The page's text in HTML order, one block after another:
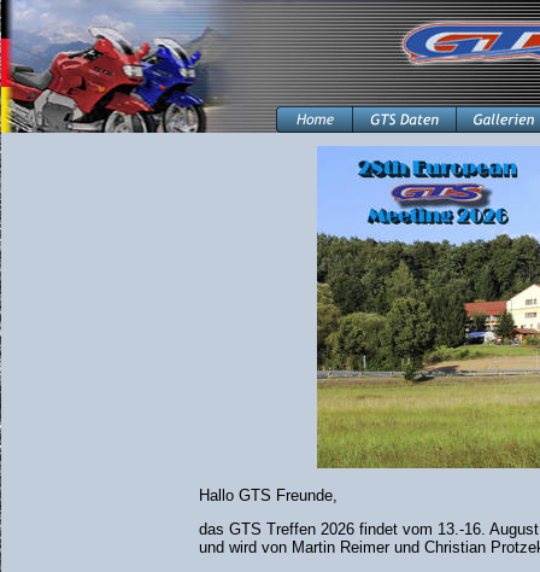
Die Location für das Treffen und die Übernachtung ist das
Tel.: +49 7835 7840
Email:
Aktuelles
Hallo GTS Freunde,
das GTS Treffen 2026 findet vom 13.-16.
und wird von Martin Reimer und Christian